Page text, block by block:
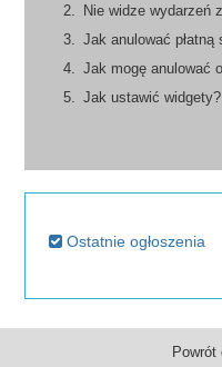
Nie widze wydarzeń
Jak anulować płatną
Jak mogę anulować
Jak ustawić widgety?
Ostatnie ogłoszenia